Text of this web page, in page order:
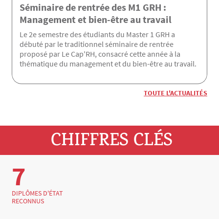
Séminaire de rentrée des M1 GRH :
Management et bien-être au travail
Le 2e semestre des étudiants du Master 1 GRH a
débuté par le traditionnel séminaire de rentrée
proposé par Le Cap'RH, consacré cette année à la
thématique du management et du bien-être au travail.
TOUTE L'ACTUALITÉS
CHIFFRES CLÉS
7
DIPLÔMES D'ÉTAT
RECONNUS